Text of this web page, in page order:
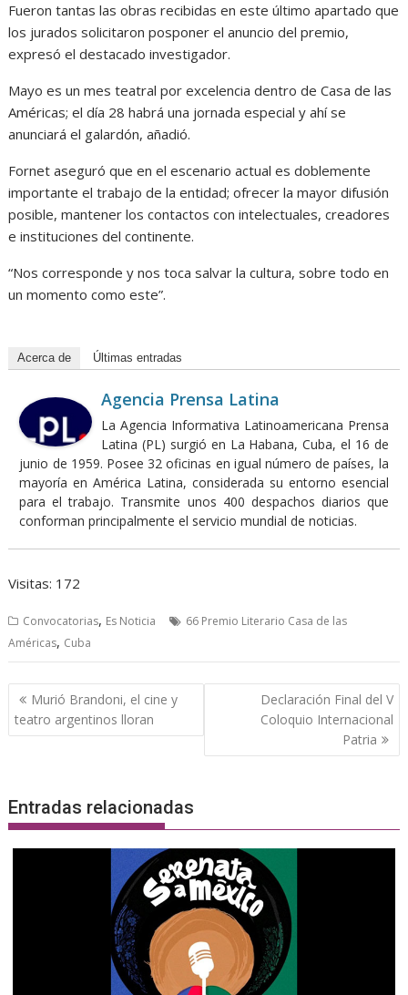
Fueron tantas las obras recibidas en este último apartado que
los jurados solicitaron posponer el anuncio del premio,
expresó el destacado investigador.
Mayo es un mes teatral por excelencia dentro de Casa de las
Américas; el día 28 habrá una jornada especial y ahí se
anunciará el galardón, añadió.
Fornet aseguró que en el escenario actual es doblemente
importante el trabajo de la entidad; ofrecer la mayor difusión
posible, mantener los contactos con intelectuales, creadores
e instituciones del continente.
“Nos corresponde y nos toca salvar la cultura, sobre todo en
un momento como este”.
Acerca de Últimas entradas
Agencia Prensa Latina
La Agencia Informativa Latinoamericana Prensa
Latina (PL) surgió en La Habana, Cuba, el 16 de
junio de 1959. Posee 32 oficinas en igual número de países, la
mayoría en América Latina, considerada su entorno esencial
para el trabajo. Transmite unos 400 despachos diarios que
conforman principalmente el servicio mundial de noticias.
Visitas: 172
Convocatorias, Es Noticia
66 Premio Literario Casa de las
Américas, Cuba
Navegación
de
entradas
Murió Brandoni, el cine y
teatro argentinos lloran
Declaración Final del V
Coloquio Internacional
Patria
Entradas relacionadas